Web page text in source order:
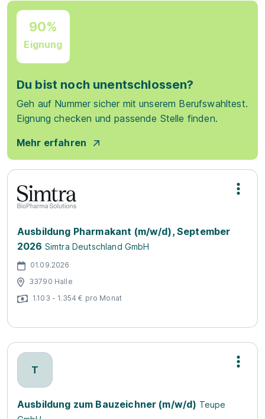
90%
Eignung
Du bist noch unentschlossen?
Geh auf Nummer sicher mit unserem Berufswahltest.
Eignung checken und passende Stelle finden.
Mehr erfahren
Ausbildung Pharmakant (m/w/d), September
2026 Simtra Deutschland GmbH
01.09.2026
33790 Halle
1.103 - 1.354 € pro Monat
T
Ausbildung zum Bauzeichner (m/w/d) Teupe